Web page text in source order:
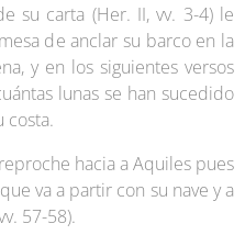
su carta (Her. II, vv. 3-4) le
de anclar su barco en la
y en los siguientes versos
lunas se han sucedido
costa.
hacia a Aquiles pues
va a partir con su nave y a
57-58).